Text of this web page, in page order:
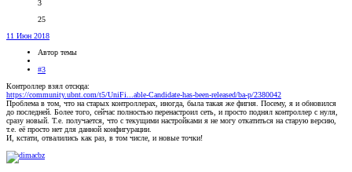
3
25
11 Июн 2018
Автор темы
#3
Контроллер взял отсюда:
https://community.ubnt.com/t5/UniFi...able-Candidate-has-been-released/ba-p/2380042
Проблема в том, что на старых контроллерах, иногда, была такая же фигня. Посему, я и обновился
до последней. Более того, сейчас полностью перенастроил сеть, и просто поднял контроллер с нуля,
сразу новый. Т.е. получается, что с текущими настройками я не могу откатиться на старую версию,
т.е. её просто нет для данной конфигурации.
И, кстати, отвалились как раз, в том числе, и новые точки!